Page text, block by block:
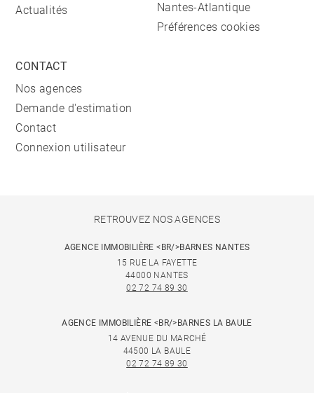
Actualités
Nantes-Atlantique
Préférences cookies
CONTACT
Nos agences
Demande d'estimation
Contact
Connexion utilisateur
RETROUVEZ NOS AGENCES
AGENCE IMMOBILIÈRE <BR/>BARNES NANTES
15 RUE LA FAYETTE
44000 NANTES
02 72 74 89 30
AGENCE IMMOBILIÈRE <BR/>BARNES LA BAULE
14 AVENUE DU MARCHÉ
44500 LA BAULE
02 72 74 89 30